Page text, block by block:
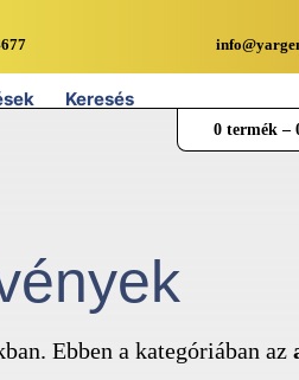
Keresés
0 termék –
Ebben a kategóriában az